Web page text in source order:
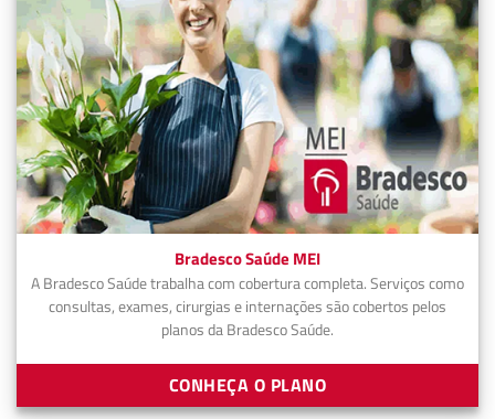
Bradesco Saúde MEI
A Bradesco Saúde trabalha com cobertura completa. Serviços como
consultas, exames, cirurgias e internações são cobertos pelos
planos da Bradesco Saúde.
CONHEÇA O PLANO